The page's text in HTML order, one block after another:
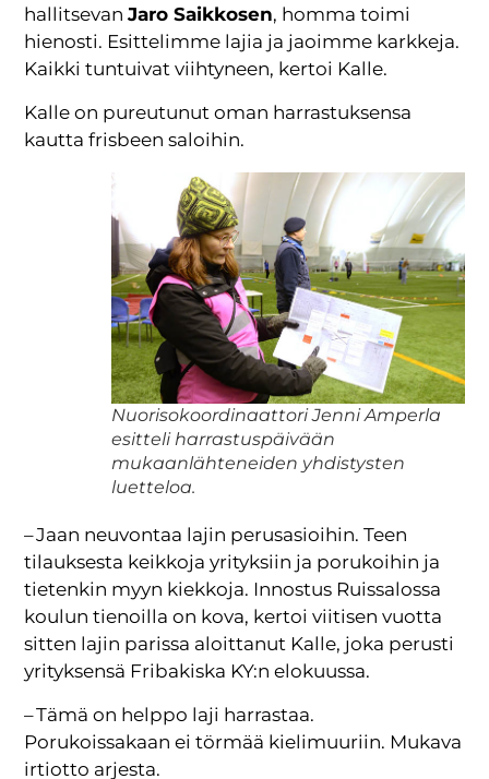
hallitsevanJaro Saikkosen, homma toimi
hienosti. Esittelimme lajia ja jaoimme karkkeja.
Kaikki tuntuivat viihtyneen, kertoi Kalle.
Kalle on pureutunut oman harrastuksensa
kautta frisbeen saloihin.
Nuorisokoordinaattori Jenni Amperla
esitteli harrastuspäivään
mukaanlähteneiden yhdistysten
luetteloa.
– Jaan neuvontaa lajin perusasioihin. Teen
tilauksesta keikkoja yrityksiin ja porukoihin ja
tietenkin myyn kiekkoja. Innostus Ruissalossa
koulun tienoilla on kova, kertoi viitisen vuotta
sitten lajin parissa aloittanut Kalle, joka perusti
yrityksensä Fribakiska KY:n elokuussa.
– Tämä on helppo laji harrastaa.
Porukoissakaan ei törmää kielimuuriin. Mukava
irtiotto arjesta.